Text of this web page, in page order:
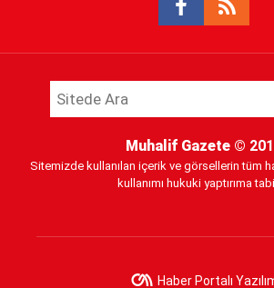
Muhalif Gazete ©
Sitemizde kullanılan içerik ve görsellerin tüm
kullanımı hukuki yaptırıma
Haber Portalı